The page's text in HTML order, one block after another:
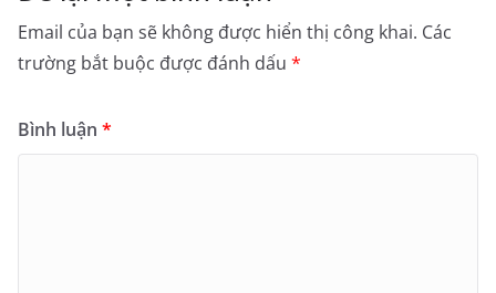
Email của bạn sẽ không được hiển thị công khai. Các
trường bắt buộc được đánh dấu *
Bình luận *